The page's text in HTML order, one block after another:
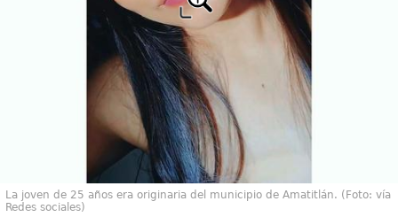
La joven de 25 años era originaria del municipio de Amatitlán. (Foto: vía
Redes sociales)